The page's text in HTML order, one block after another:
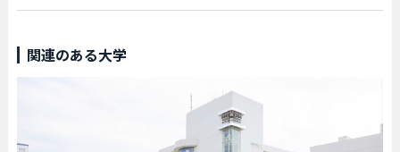
関連のある大学